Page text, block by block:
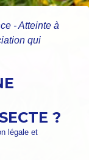
- Atteinte à
qui
?
légale et